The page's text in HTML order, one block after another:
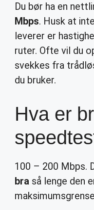
Du bør ha en
Mbps. Husk at
leverer er
ruter. Ofte vil du
svekkes fra
du bruker.
Hva er
100 – 200 Mbps.
bra så lenge den